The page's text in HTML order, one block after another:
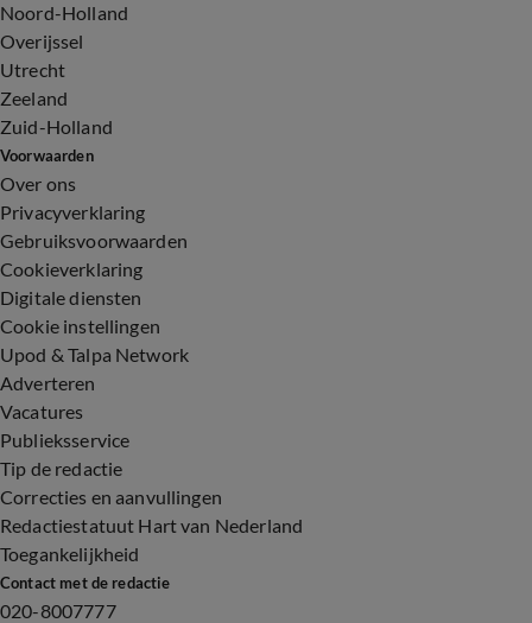
Noord-Holland
Overijssel
Utrecht
Zeeland
Zuid-Holland
Voorwaarden
Over ons
Privacyverklaring
Gebruiksvoorwaarden
Cookieverklaring
Digitale diensten
Cookie instellingen
Upod & Talpa Network
Adverteren
Vacatures
Publieksservice
Tip de redactie
Correcties en aanvullingen
Redactiestatuut Hart van Nederland
Toegankelijkheid
Contact met de redactie
020-8007777